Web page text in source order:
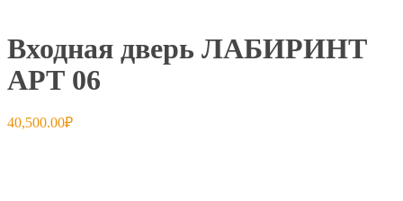
Входная дверь ЛАБИРИНТ
АРТ 06
40,500.00₽